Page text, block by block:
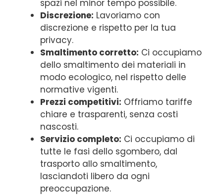
spazi nel minor tempo possibile.
Discrezione: Lavoriamo con
discrezione e rispetto per la tua
privacy.
Smaltimento corretto: Ci occupiamo
dello smaltimento dei materiali in
modo ecologico, nel rispetto delle
normative vigenti.
Prezzi competitivi: Offriamo tariffe
chiare e trasparenti, senza costi
nascosti.
Servizio completo: Ci occupiamo di
tutte le fasi dello sgombero, dal
trasporto allo smaltimento,
lasciandoti libero da ogni
preoccupazione.